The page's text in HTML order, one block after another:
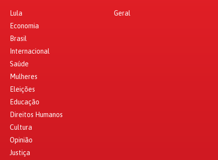
Lula
Economia
Brasil
Internacional
Saúde
Mulheres
Eleições
Educação
Direitos Humanos
Cultura
Opinião
Justiça
Geral